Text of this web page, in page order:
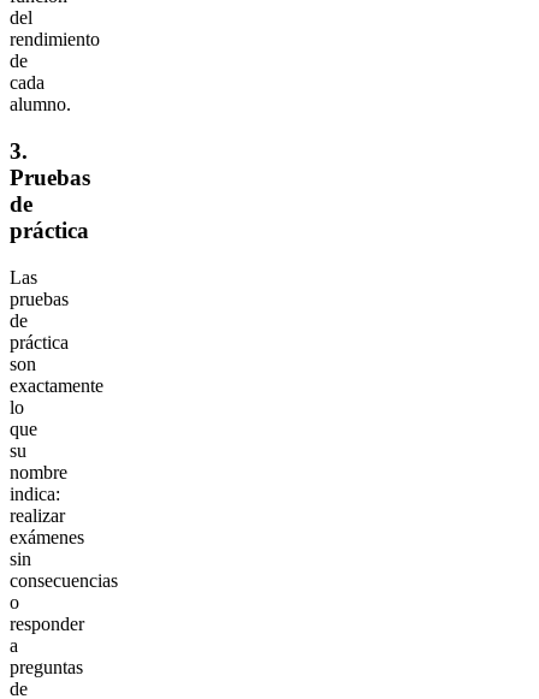
del
rendimiento
de
cada
alumno.
3.
Pruebas
de
práctica
Las
pruebas
de
práctica
son
exactamente
lo
que
su
nombre
indica:
realizar
exámenes
sin
consecuencias
o
responder
a
preguntas
de